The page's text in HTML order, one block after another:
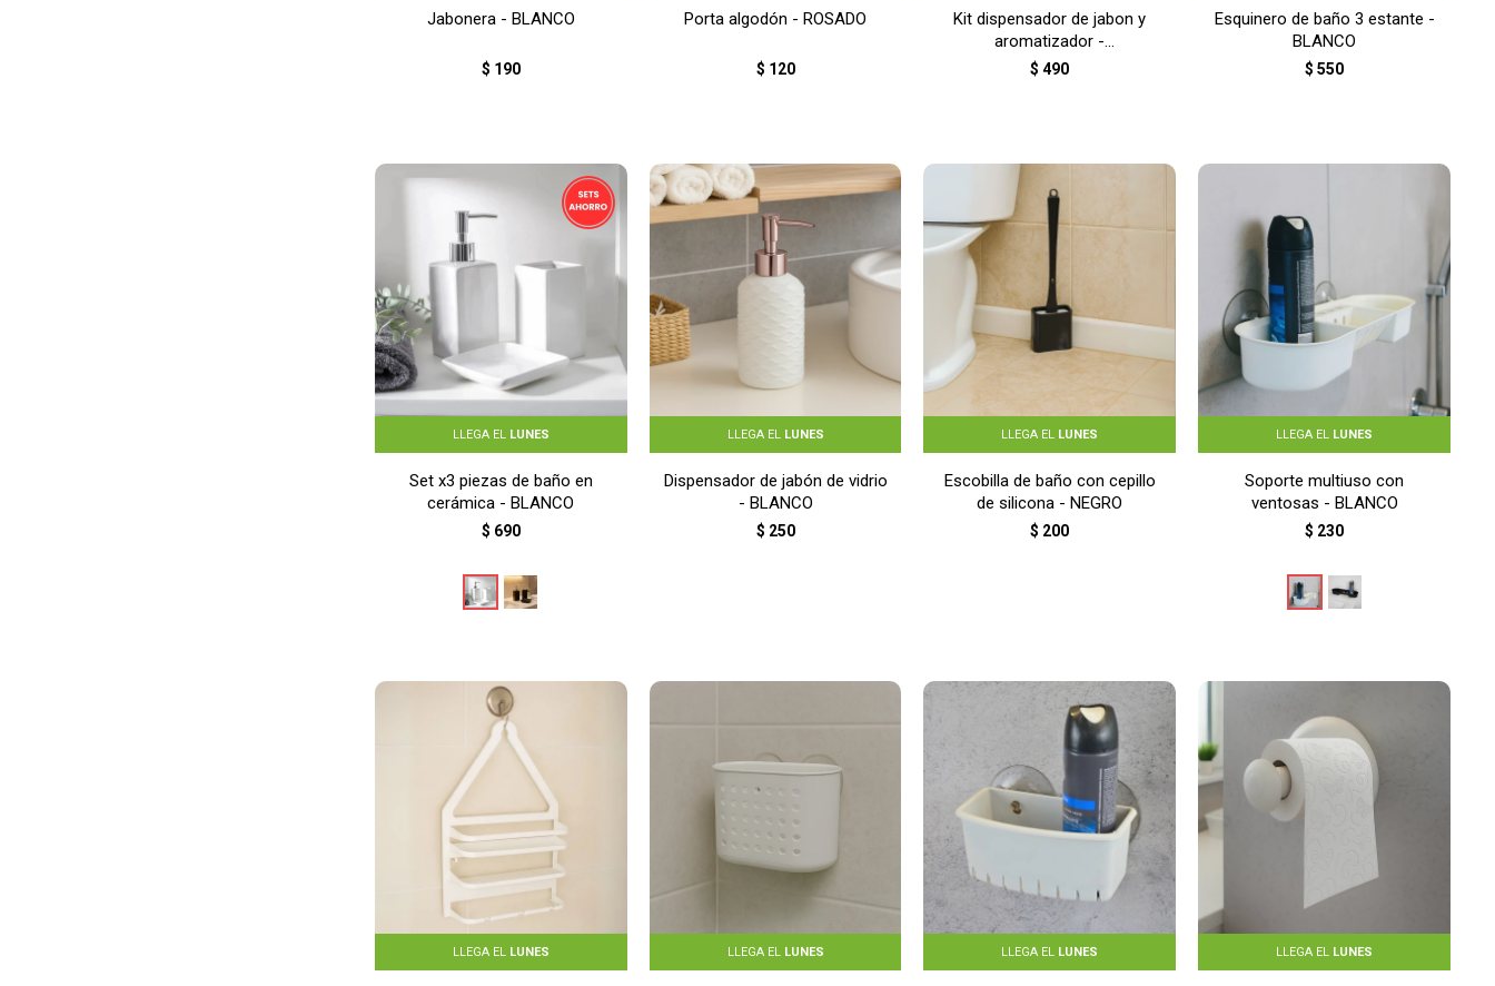
Jabonera - BLANCO
$ 190
Porta algodón - ROSADO
$ 120
Kit dispensador de jabon y
aromatizador -
TRANSPARENTE
$ 490
Esquinero de baño 3 estante -
BLANCO
$ 550
LLEGA EL LUNES
Set x3 piezas de baño en
cerámica - BLANCO
$ 690
LLEGA EL LUNES
Dispensador de jabón de vidrio
- BLANCO
$ 250
LLEGA EL LUNES
Escobilla de baño con cepillo
de silicona - NEGRO
$ 200
LLEGA EL LUNES
Soporte multiuso con
ventosas - BLANCO
$ 230
LLEGA EL LUNES LLEGA EL LUNES LLEGA EL LUNES LLEGA EL LUNES